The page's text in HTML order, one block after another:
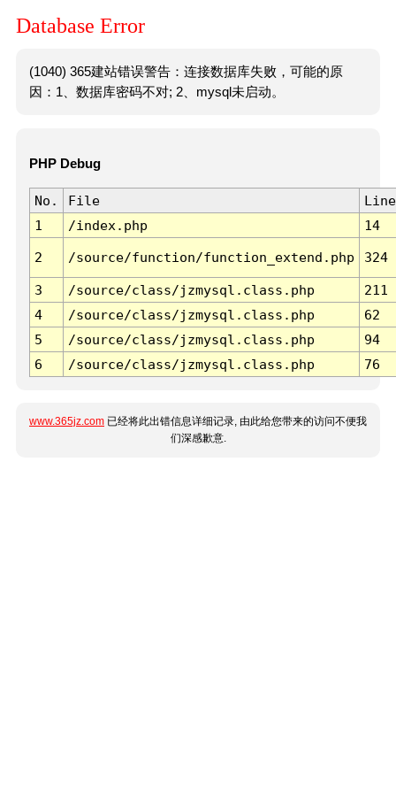
Database Error
(1040) 365建站错误警告：连接数据库失败，可能的原
因：1、数据库密码不对; 2、mysql未启动。
PHP Debug
No. File
Line
1
/index.php 14
2 /source/function/function_extend.php 324
3 /source/class/jzmysql.class.php
211
4
/source/class/jzmysql.class.php
62
5
/source/class/jzmysql.class.php
94
6
/source/class/jzmysql.class.php 76
www.365jz.com 已经将此出错信息详细记录, 由此给您带来的访问不便我
们深感歉意.